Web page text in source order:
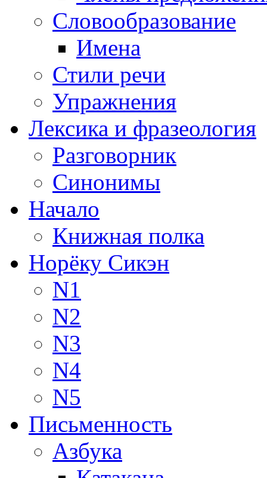
Словообразование
Имена
Стили речи
Упражнения
Лексика и фразеология
Разговорник
Синонимы
Начало
Книжная полка
Норёку Сикэн
N1
N2
N3
N4
N5
Письменность
Азбука